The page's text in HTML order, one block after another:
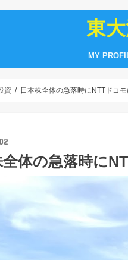
東
MY
資 日本株全体の急落時にNTTドコ
全体の急落時に